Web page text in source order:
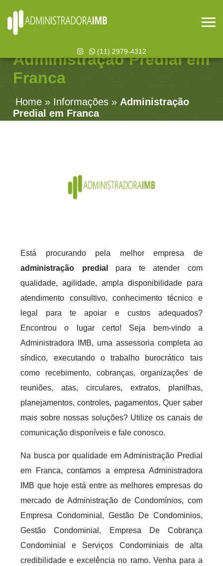
(11) 2979-4312
Administração Predial em
Franca
Home » Informações » Administração
Predial em Franca
Está procurando pela melhor empresa de
administração predial
para te atender com
qualidade, agilidade, ampla disponibilidade para
atendimento consultivo, conhecimento técnico e
legal para te apoiar e custos adequados?
Encontrou o lugar certo! Seja bem-vindo a
Administradora IMB, uma assessoria completa ao
síndico, executando o trabalho burocrático tais
como recebimento, cobranças, organizações de
reuniões, atas, circulares, extratos, planilhas,
planejamentos, controles, pagamentos. Quer saber
mais sobre nossas soluções? Utilize os canais de
comunicação disponíveis e fale conosco.
Na busca por qualidade em Administração Predial
em Franca, contamos a empresa Administradora
IMB que hoje está entre as melhores empresas do
mercado de Administração de Condomínios, com
Empresa Condominial, Gestão De Condominios,
Gestão Condominial, Empresa De Cobrança
Condominial e Serviços Condominiais de alta
credibilidade e excelência no ramo. Venha para a